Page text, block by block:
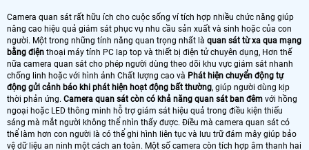
Camera quan sát rất hữu ích cho cuộc sống ví tích hợp nhiều chức năng giúp
nâng cao hiệu quả giám sát phục vụ nhu cầu sản xuất và sinh hoặc của con
người. Một trong những tính năng quan trọng nhất là quan sát từ xa qua mạng
bằng điện thoại máy tính PC lap top và thiết bị điện tử chuyên dụng, Hơn thế
nữa camera quan sát cho phép người dùng theo dõi khu vực giám sát nhanh
chống linh hoặc với hình ảnh Chất lượng cao và Phát hiện chuyển động tự
động gửi cảnh báo khi phát hiện hoạt động bất thường, giúp người dùng kịp
thời phản ứng. Camera quan sát còn có khả năng quan sát ban đêm với hồng
ngoại hoặc LED thông minh hỗ trợ giám sát hiệu quả trong điều kiện thiếu
sáng mà mắt người không thể nhìn thấy được. Điều mà camera quan sát có
thể làm hơn con người là có thể ghi hình liên tục và lưu trữ đám mây giúp bảo
vệ dữ liệu an ninh một cách an toàn. Một số camera còn tích hợp âm thanh hai